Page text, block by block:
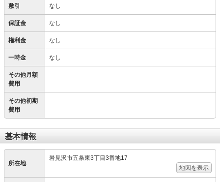
敷引 なし
保証金 なし
権利金 なし
一時金 なし
その他月額
費用
その他初期
費用
基本情報
所在地
岩見沢市五条東3丁目3番地17
地図を表示